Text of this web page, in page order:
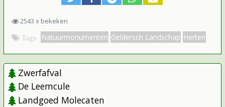
2543 x bekeken
Tags Natuurmonumenten Geldersch Landschap Herten
Zwerfafval
De Leemcule
Landgoed Molecaten